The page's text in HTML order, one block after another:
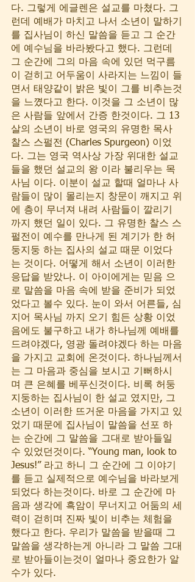
다. 그렇게 에글렌은 설교를 마쳤다. 그
런데 예배가 마치고 나서 소년이 말하기
를 집사님이 하신 말씀을 듣고 그 순간
에 예수님을 바라봤다고 했다. 그런데
그 순간에 그의 마음 속에 있던 먹구름
이 걷히고 어두움이 사라지는 느낌이 들
면서 태양같이 밝은 빛이 그를 비추는것
을 느꼈다고 한다. 이것을 그 소년이 많
은 사람들 앞에서 간증 한것이다. 그 13
살의 소년이 바로 영국의 유명한 목사
찰스 스펄전 (Charles Spurgeon) 이었
다. 그는 영국 역사상 가장 위대한 설교
들을 했던 설교의 왕 이라 불리우는 목
사님 이다. 이분이 설교 할때 얼마나 사
람들이 많이 몰리는지 창문이 깨지고 위
에 층이 무너져 내려 사람들이 깔리기
까지 했던 일이 있다. 그 유명한 찰스 스
펄전이 예수를 만나게 된 계기가 한 허
둥지둥 하는 집사의 설교 때문 이었다
는 것이다. 어떻게 해서 소년이 이러한
응답을 받았나. 이 아이에게는 믿음 으
로 말씀을 마음 속에 받을 준비가 되었
었다고 볼수 있다. 눈이 와서 어른들, 심
지어 목사님 까지 오기 힘든 상황 이었
음에도 불구하고 내가 하나님께 예배를
드려야겠다, 영광 돌려야겠다 하는 마음
을 가지고 교회에 온것이다. 하나님께서
는 그 마음과 중심을 보시고 기뻐하시
며 큰 은혜를 베푸신것이다. 비록 허둥
지둥하는 집사님이 한 설교 였지만, 그
소년이 이러한 뜨거운 마음을 가지고 있
었기 때문에 집사님이 말씀을 선포 하
는 순간에 그 말씀을 그대로 받아들일
수 있었던것이다. “Young man, look to
Jesus!” 라고 하니 그 순간에 그 이야기
를 듣고 실제적으로 예수님을 바라보게
되었다 하는것이다. 바로 그 순간에 마
음과 생각에 흑암이 무너지고 어둠의 세
력이 걷히며 진짜 빛이 비추는 체험을
했다고 한다. 우리가 말씀을 받을때 그
말씀을 생각하는게 아니라 그 말씀 그대
로 받아들이는것이 얼마나 중요한가 알
수가 있다.